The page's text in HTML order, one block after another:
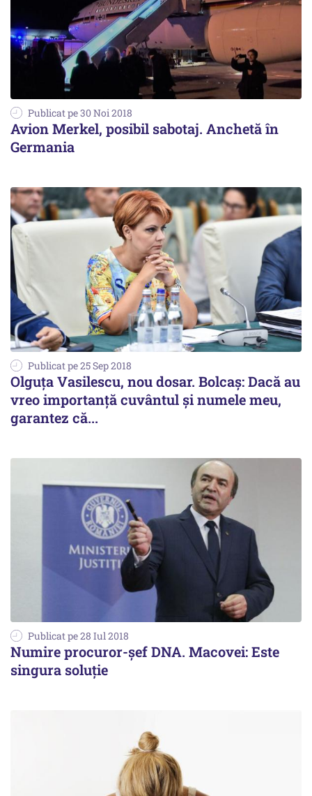
Publicat pe 30 Noi 2018
Avion Merkel, posibil sabotaj. Anchetă în
Germania
Publicat pe 25 Sep 2018
Olguța Vasilescu, nou dosar. Bolcaș: Dacă au
vreo importanță cuvântul și numele meu,
garantez că...
Publicat pe 28 Iul 2018
Numire procuror-șef DNA. Macovei: Este
singura soluţie